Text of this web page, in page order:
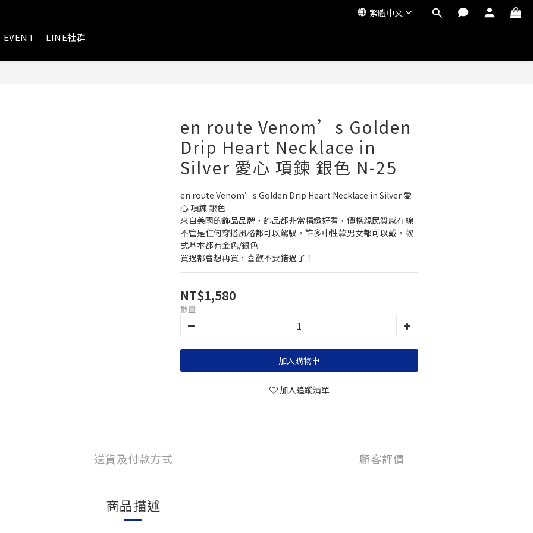
繁體中文
EVENT LINE社群
en route Venom’s Golden
Drip Heart Necklace in
Silver 愛心 項鍊 銀色 N-25
en route Venom’s Golden Drip Heart Necklace in Silver 愛
心 項鍊 銀色
來自美國的飾品品牌，飾品都非常精緻好看，價格親民質感在線
不管是任何穿搭風格都可以駕馭，許多中性款男女都可以戴，款
式基本都有金色/銀色
買過都會想再買，喜歡不要錯過了！
NT$1,580
數量
加入購物車
加入追蹤清單
送貨及付款方式 顧客評價
商品描述